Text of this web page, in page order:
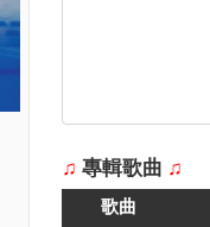
♫ 專輯歌曲 ♫
歌曲